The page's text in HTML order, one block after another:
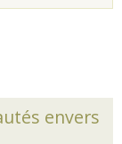
envers